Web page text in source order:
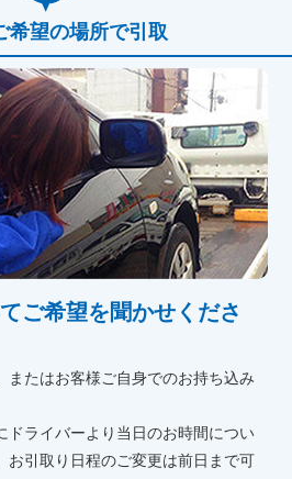
希望の場所で引取
ご希望を聞かせくださ
またはお客様ご自身でのお持ち込み
ドライバーより当日のお時間につい
お引取り日程のご変更は前日まで可